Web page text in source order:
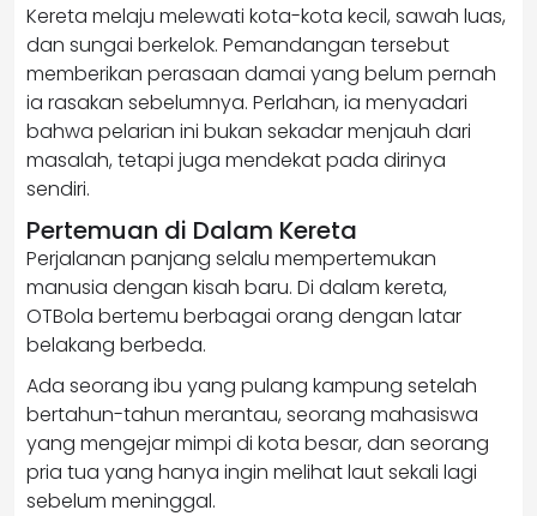
Kereta melaju melewati kota-kota kecil, sawah luas,
dan sungai berkelok. Pemandangan tersebut
memberikan perasaan damai yang belum pernah
ia rasakan sebelumnya. Perlahan, ia menyadari
bahwa pelarian ini bukan sekadar menjauh dari
masalah, tetapi juga mendekat pada dirinya
sendiri.
Pertemuan di Dalam Kereta
Perjalanan panjang selalu mempertemukan
manusia dengan kisah baru. Di dalam kereta,
OTBola bertemu berbagai orang dengan latar
belakang berbeda.
Ada seorang ibu yang pulang kampung setelah
bertahun-tahun merantau, seorang mahasiswa
yang mengejar mimpi di kota besar, dan seorang
pria tua yang hanya ingin melihat laut sekali lagi
sebelum meninggal.